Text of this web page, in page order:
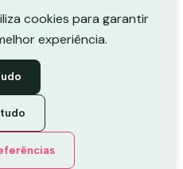
tecnologia Jumpseller
mensagem de
cookies para garantir
experiência.